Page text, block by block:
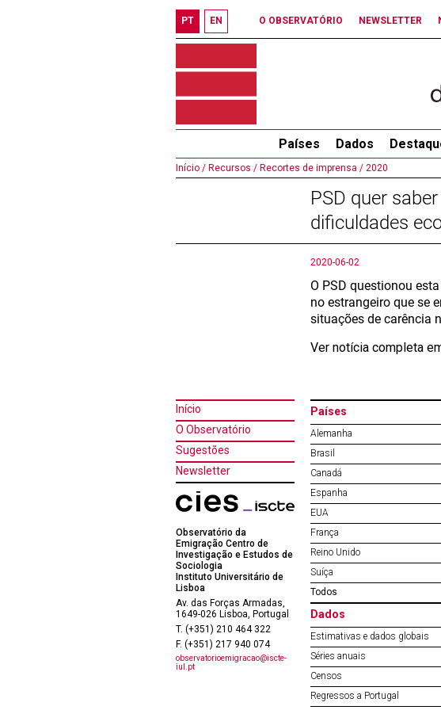
PT EN O OBSERVATÓRIO NEWSLETTER
Países Dados
Início / Recursos / Recortes de imprensa / 2020
PSD quer
dificuldades
2020-06-02
O PSD questionou
no estrangeiro que se
situações de carência
Ver notícia completa
Início
O Observatório
Sugestões
Newsletter
Observatório da
Emigração Centro de
Investigação e Estudos de
Sociologia
Instituto Universitário de
Lisboa
Av. das Forças Armadas,
1649-026 Lisboa, Portugal
T. (+351) 210 464 322
F. (+351) 217 940 074
observatorioemigracao@iscte-
iul.pt
Países
Alemanha
Brasil
Canadá
Espanha
EUA
França
Reino Unido
Suíça
Todos
Dados
Estimativas e dados globais
Séries anuais
Censos
Regressos a Portugal